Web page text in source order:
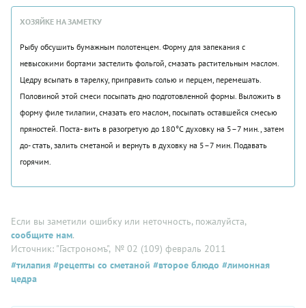
ХОЗЯЙКЕ НА ЗАМЕТКУ
Рыбу обсушить бумажным полотенцем. Форму для запекания с
невысокими бортами застелить фольгой, смазать растительным маслом.
Цедру всыпать в тарелку, приправить солью и перцем, перемешать.
Половиной этой смеси посыпать дно подготовленной формы. Выложить в
форму филе тилапии, смазать его маслом, посыпать оставшейся смесью
пряностей. Поста- вить в разогретую до 180°С духовку на 5–7 мин., затем
до- стать, залить сметаной и вернуть в духовку на 5–7 мин. Подавать
горячим.
Если вы заметили ошибку или неточность, пожалуйста,
сообщите нам.
Источник: "Гастрономъ", № 02 (109) февраль 2011
#тилапия #рецепты со сметаной #второе блюдо #лимонная
цедра